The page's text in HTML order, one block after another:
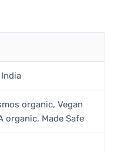
organic, Vegan
organic, Made Safe